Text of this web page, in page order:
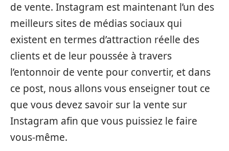
de vente. Instagram est maintenant l’un des
meilleurs sites de médias sociaux qui
existent en termes d’attraction réelle des
clients et de leur poussée à travers
l’entonnoir de vente pour convertir, et dans
ce post, nous allons vous enseigner tout ce
que vous devez savoir sur la vente sur
Instagram afin que vous puissiez le faire
vous-même.